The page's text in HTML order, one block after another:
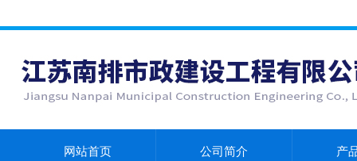
网站首页 公司简介 产